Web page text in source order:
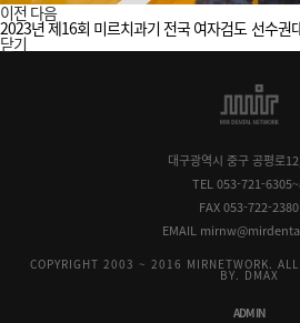
이전 다음
2023년 제16회 미르치과기 전국 여자검도 선수권
닫기
대구광역시 중구 공평로
TEL 053-721-
FAX 053-722-2380
EMAIL
COPYRIGHT 2003 ~ 2016 MIRNETWORK. ALL
BY. DMAX
ADMIN